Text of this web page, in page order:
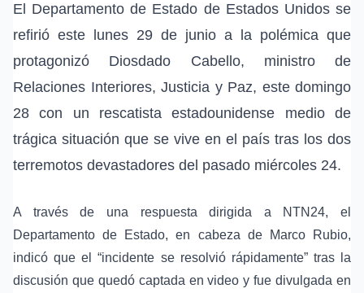
El Departamento de Estado de Estados Unidos se
refirió este lunes 29 de junio a la polémica que
protagonizó Diosdado Cabello, ministro de
Relaciones Interiores, Justicia y Paz, este domingo
28 con un rescatista estadounidense medio de
trágica situación que se vive en el país tras los dos
terremotos devastadores del pasado miércoles 24.
A través de una respuesta dirigida a NTN24, el
Departamento de Estado, en cabeza de Marco Rubio,
indicó que el “incidente se resolvió rápidamente” tras la
discusión que quedó captada en video y fue divulgada en